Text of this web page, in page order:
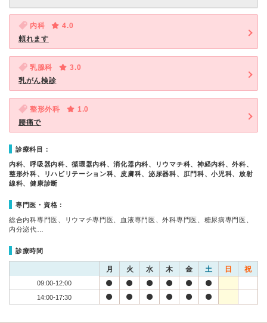
内科
4.0
頼れます
乳腺科
3.0
乳がん検診
整形外科
1.0
腰痛で
診療科目：
内科、呼吸器内科、循環器内科、消化器内科、リウマチ科、神経内科、外科、
整形外科、リハビリテーション科、皮膚科、泌尿器科、肛門科、小児科、放射
線科、健康診断
専門医・資格：
総合内科専門医、リウマチ専門医、血液専門医、外科専門医、糖尿病専門医、
内分泌代…
診療時間
月 火 水 木 金 土 日 祝
09:00-12:00
14:00-17:30